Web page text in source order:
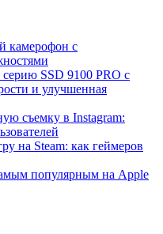
камерофон с
серию SSD 9100 PRO с
и улучшенная
съемку в Instagram:
на Steam: как геймеров
популярным на Apple